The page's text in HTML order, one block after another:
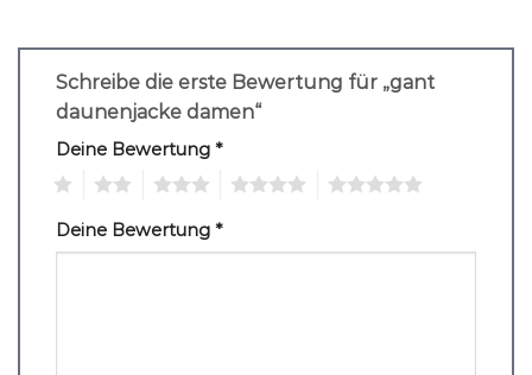
Schreibe die erste Bewertung für „gant
daunenjacke damen“
Deine Bewertung *
Deine Bewertung *